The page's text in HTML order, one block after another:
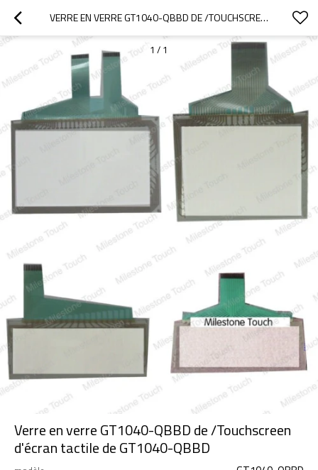
VERRE EN VERRE GT1040-QBBD DE /TOUCHSCREEN D'ÉCRAN TACTILE DE GT1040-QBBD
1 / 1
Verre en verre GT1040-QBBD de /Touchscreen
d'écran tactile de GT1040-QBBD